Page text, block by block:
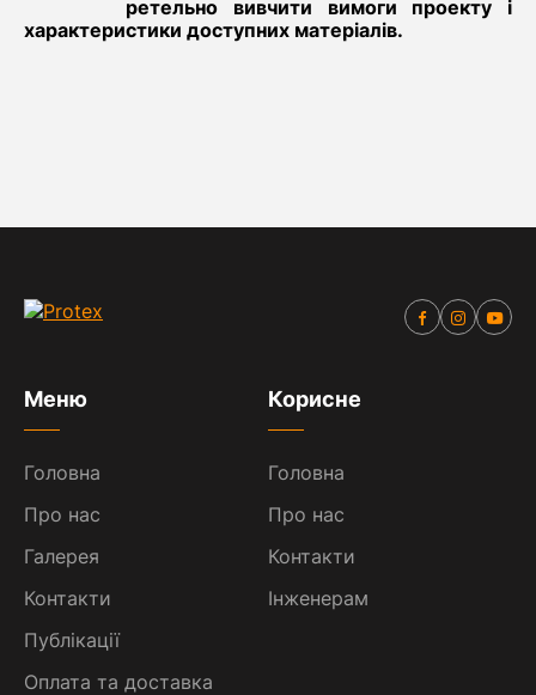
ретельно вивчити вимоги проекту і
характеристики доступних матеріалів.
Меню
Головна
Про нас
Галерея
Контакти
Публікації
Оплата та доставка
Корисне
Головна
Про нас
Контакти
Інженерам